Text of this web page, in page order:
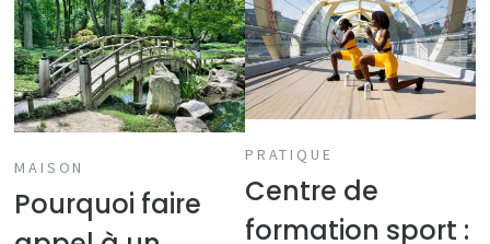
MAISON
Pourquoi faire
PRATIQUE
Centre de
formation sport :